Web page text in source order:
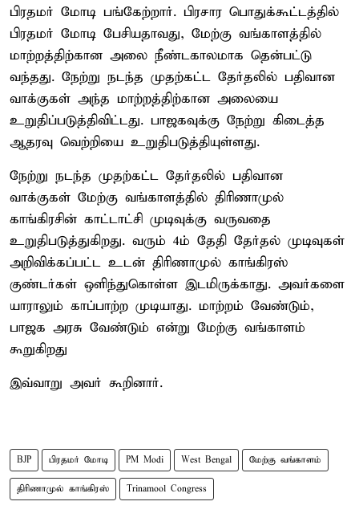
பிரதமர் மோடி பங்கேற்றார். பிரசார பொதுக்கூட்டத்தில்
பிரதமர் மோடி பேசியதாவது, மேற்கு வங்காளத்தில்
மாற்றத்திற்கான அலை நீண்டகாலமாக தென்பட்டு
வந்தது. நேற்று நடந்த முதற்கட்ட தேர்தலில் பதிவான
வாக்குகள் அந்த மாற்றத்திற்கான அலையை
உறுதிப்படுத்திவிட்டது. பாஜகவுக்கு நேற்று கிடைத்த
ஆதரவு வெற்றியை உறுதிபடுத்தியுள்ளது.
நேற்று நடந்த முதற்கட்ட தேர்தலில் பதிவான
வாக்குகள் மேற்கு வங்காளத்தில் திரிணாமுல்
காங்கிரசின் காட்டாட்சி முடிவுக்கு வருவதை
உறுதிபடுத்துகிறது. வரும் 4ம் தேதி தேர்தல் முடிவுகள்
அறிவிக்கப்பட்ட உடன் திரிணாமுல் காங்கிரஸ்
குண்டர்கள் ஒளிந்துகொள்ள இடமிருக்காது. அவர்களை
யாராலும் காப்பாற்ற முடியாது. மாற்றம் வேண்டும்,
பாஜக அரசு வேண்டும் என்று மேற்கு வங்காளம்
கூறுகிறது
இவ்வாறு அவர் கூறினார்.
BJP பிரதமர் மோடி PM Modi West Bengal மேற்கு வங்காளம்
திரிணாமுல் காங்கிரஸ் Trinamool Congress